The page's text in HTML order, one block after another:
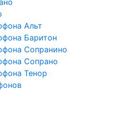
Альт
Баритон
Сопранино
Сопрано
Тенор